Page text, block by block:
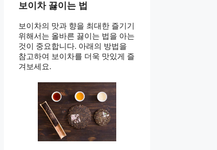
보이차 끓이는 법
보이차의 맛과 향을 최대한 즐기기
위해서는 올바른 끓이는 법을 아는
것이 중요합니다. 아래의 방법을
참고하여 보이차를 더욱 맛있게 즐
겨보세요.